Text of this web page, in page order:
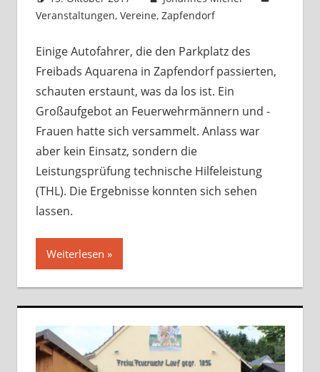
Veranstaltungen, Vereine, Zapfendorf
Einige Autofahrer, die den Parkplatz des
Freibads Aquarena in Zapfendorf passierten,
schauten erstaunt, was da los ist. Ein
Großaufgebot an Feuerwehrmännern und -
Frauen hatte sich versammelt. Anlass war
aber kein Einsatz, sondern die
Leistungsprüfung technische Hilfeleistung
(THL). Die Ergebnisse konnten sich sehen
lassen.
Weiterlesen